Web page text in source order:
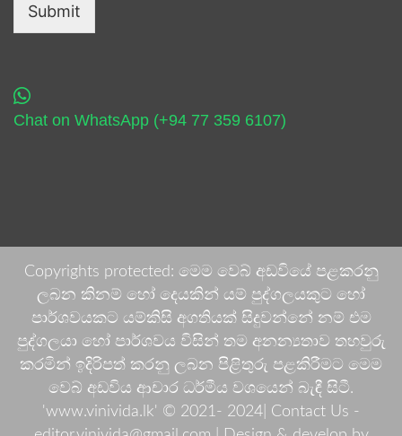
Submit
Chat on WhatsApp (+94 77 359 6107)
Copyrights protected: මෙම වෙබ් අඩවියේ පළකරනු
ලබන කිනම් හෝ දෙයකින් යම් පුද්ගලයකුට හෝ
පාර්ශවයකට යම්කිසි අගතියක් සිදුවන්නේ නම් එම
පුද්ගලයා හෝ පාර්ශවය විසින් තම අනන්‍යතාව තහවුරු
කරමින් ඉදිරිපත් කරනු ලබන පිළිතුරු පළකිරීමට මෙම
වෙබ් අඩවිය ආචාර ධර්මීය වශයෙන් බැඳී සිටී.
'www.vinivida.lk' © 2021- 2024| Contact Us -